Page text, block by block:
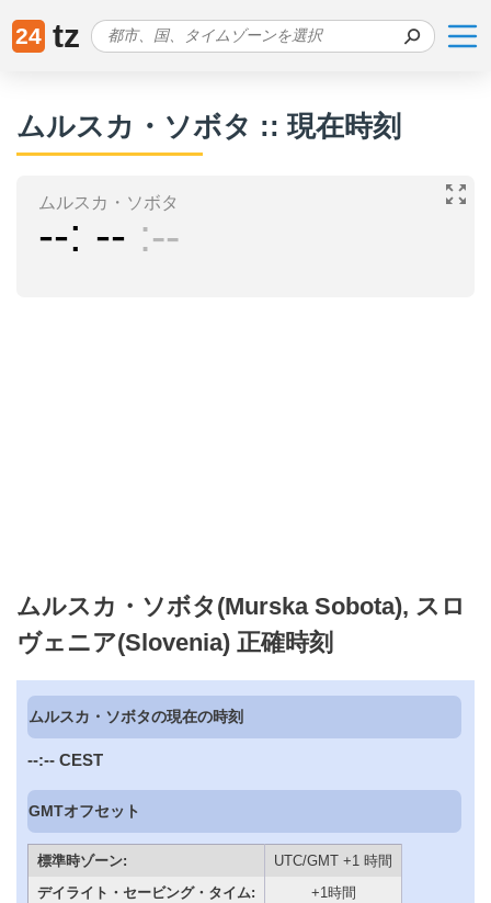
24 tz
ムルスカ・ソボタ :: 現在時刻
ムルスカ・ソボタ
-- -- --
ムルスカ・ソボタ(Murska Sobota), スロ
ヴェニア(Slovenia) 正確時刻
ムルスカ・ソボタの現在の時刻
--:-- CEST
GMTオフセット
標準時ゾーン:
UTC/GMT +1 時間
デイライト・セービング・タイム:
+1時間